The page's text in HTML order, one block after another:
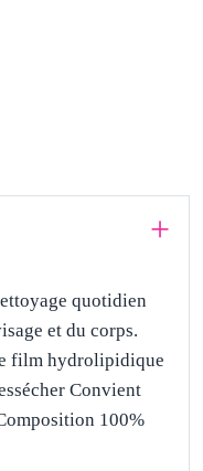
quotidien
et du corps.
film hydrolipidique
Convient
100%